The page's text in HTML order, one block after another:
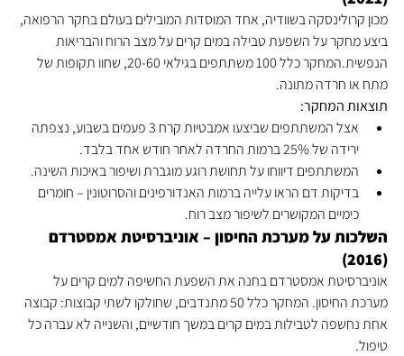
מכון קרולינסקה בשוודיה, אחד המוסדות המובילים בעולם בחקר הרפואה,
ביצע מחקר על השפעת טבילה במים קרים על מצב הרוח והבריאות
הנפשית.המחקר כלל 100 משתתפים בגילאי 20-60, שחוו תקופות של
מתח או חרדה מתונה.
תוצאות המחקר:
אצל המשתתפים שביצעו אמבטיות קרח 3 פעמים בשבוע, נצפתה
ירידה של 25% ברמות החרדה לאחר חודש אחד בלבד.
המשתתפים דיווחו על תחושת רוגע מוגברת ושיפור באיכות השינה.
בדיקות דם הראו עלייה ברמות האנדורפינים והסרוטונין – חומרים
כימיים המקושרים לשיפור מצב רוח.
השלכות על מערכת החיסון – אוניברסיטת אמסטרדם
(2016)
אוניברסיטת אמסטרדם בחנה את השפעת החשיפה למים קרים על
מערכת החיסון. המחקר כלל 50 מתנדבים, שחולקו לשתי קבוצות: קבוצה
אחת נחשפה לטבילות במים קרים במשך חודשיים, והשנייה לא עברה כל
טיפול.